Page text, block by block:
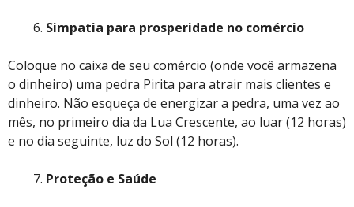
Simpatia para prosperidade no comércio
Coloque no caixa de seu comércio (onde você armazena
o dinheiro) uma pedra Pirita para atrair mais clientes e
dinheiro. Não esqueça de energizar a pedra, uma vez ao
mês, no primeiro dia da Lua Crescente, ao luar (12 horas)
e no dia seguinte, luz do Sol (12 horas).
Proteção e Saúde